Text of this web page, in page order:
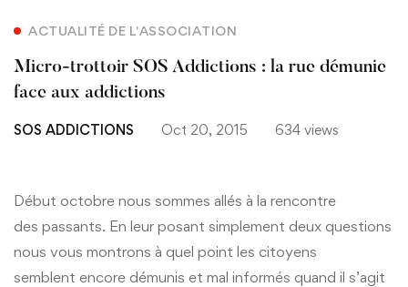
ACTUALITÉ DE L'ASSOCIATION
Micro-trottoir SOS Addictions : la rue démunie
face aux addictions
SOS ADDICTIONS Oct 20, 2015 634 views
Début octobre nous sommes allés à la rencontre
des passants. En leur posant simplement deux questions
nous vous montrons à quel point les citoyens
semblent encore démunis et mal informés quand il s’agit